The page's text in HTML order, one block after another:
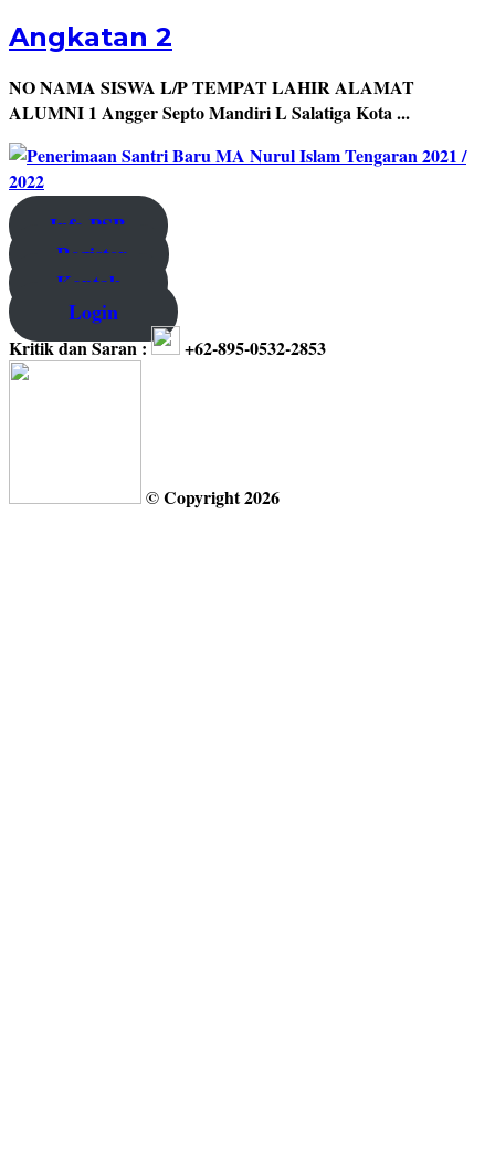
Angkatan 2
NO NAMA SISWA L/P TEMPAT LAHIR ALAMAT
ALUMNI 1 Angger Septo Mandiri L Salatiga Kota ...
Info PSB
Register
Kontak
Login
Kritik dan Saran : +62-895-0532-2853
© Copyright 2026